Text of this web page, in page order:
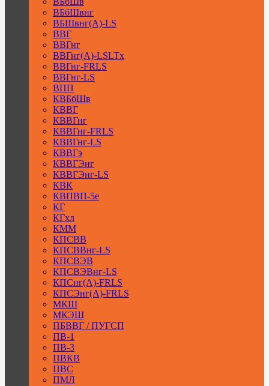
ВБбШвнг
ВБШвнг(А)-LS
ВВГ
ВВГнг
ВВГнг(А)-LSLTx
ВВГнг-FRLS
ВВГнг-LS
ВПП
КВБбШв
КВВГ
КВВГнг
КВВГнг-FRLS
КВВГнг-LS
КВВГэ
КВВГЭнг
КВВГЭнг-LS
КВК
КВПВП-5е
КГ
КГхл
КММ
КПСВВ
КПСВВнг-LS
КПСВЭВ
КПСВЭВнг-LS
КПСнг(А)-FRLS
КПСЭнг(А)-FRLS
МКШ
МКЭШ
ПБВВГ / ПУГСП
ПВ-1
ПВ-3
ПВКВ
ПВС
ПМЛ